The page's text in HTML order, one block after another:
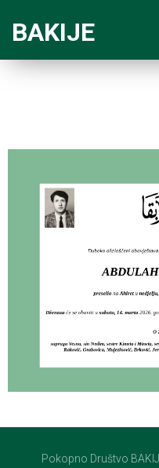
BAKIJE
Pokopno Društvo